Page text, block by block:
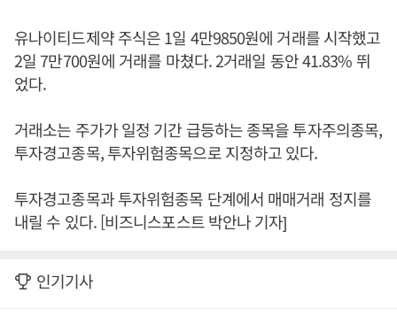
유나이티드제약 주식은 1일 4만9850원에 거래를 시작했고
2일 7만700원에 거래를 마쳤다. 2거래일 동안 41.83% 뛰
었다.
거래소는 주가가 일정 기간 급등하는 종목을 투자주의종목,
투자경고종목, 투자위험종목으로 지정하고 있다.
투자경고종목과 투자위험종목 단계에서 매매거래 정지를
내릴 수 있다. [비즈니스포스트 박안나 기자]
인기기사